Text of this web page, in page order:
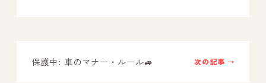
スタッフブログ 次の記事 →
保護中: 車のマナー・ルール🚙